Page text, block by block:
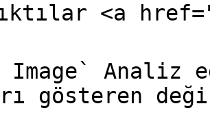
<a
Image`
gösteren